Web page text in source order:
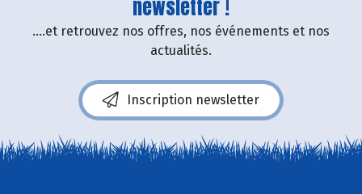
newsletter !
....et retrouvez nos offres, nos événements et nos
actualités.
Inscription newsletter